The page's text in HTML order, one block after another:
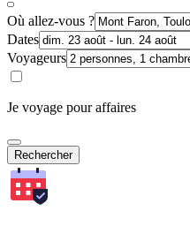
Où allez-vous ?
Dates
Voyageurs
Je voyage pour affaires
Rechercher